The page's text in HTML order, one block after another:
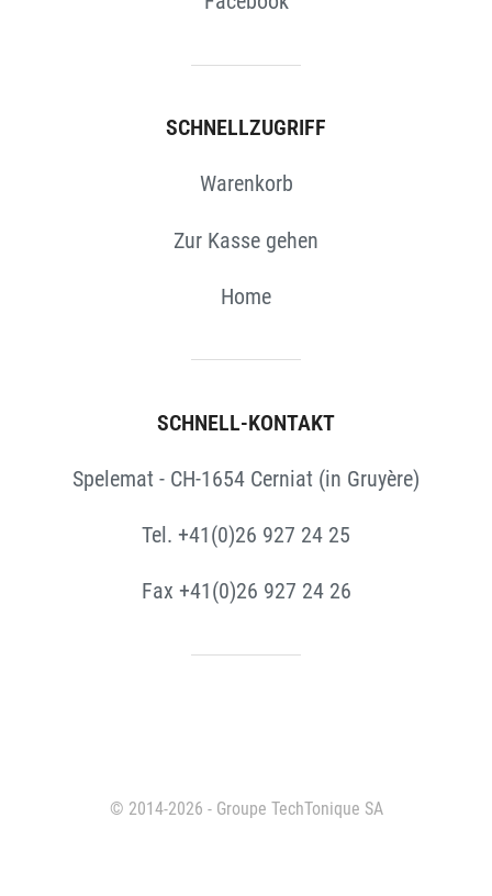
SCHNELLZUGRIFF
Warenkorb
Zur Kasse gehen
Home
SCHNELL-KONTAKT
Spelemat - CH-1654 Cerniat (in Gruyère)
Tel. +41(0)26 927 24 25
Fax +41(0)26 927 24 26
© 2014-2026 - Groupe TechTonique SA